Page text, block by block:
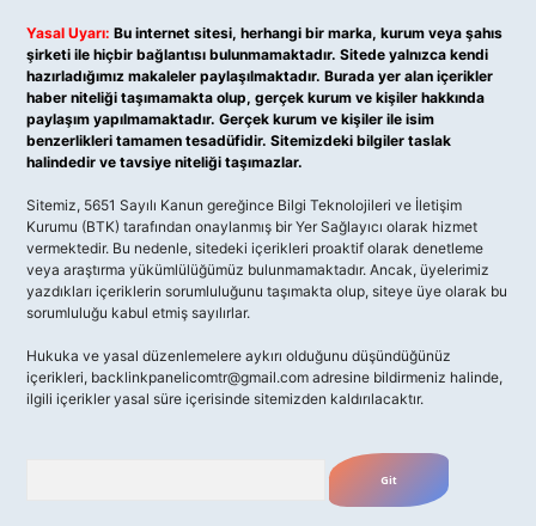
Yasal Uyarı: Bu internet sitesi, herhangi bir marka, kurum veya şahıs
şirketi ile hiçbir bağlantısı bulunmamaktadır. Sitede yalnızca kendi
hazırladığımız makaleler paylaşılmaktadır. Burada yer alan içerikler
haber niteliği taşımamakta olup, gerçek kurum ve kişiler hakkında
paylaşım yapılmamaktadır. Gerçek kurum ve kişiler ile isim
benzerlikleri tamamen tesadüfidir. Sitemizdeki bilgiler taslak
halindedir ve tavsiye niteliği taşımazlar.
Sitemiz, 5651 Sayılı Kanun gereğince Bilgi Teknolojileri ve İletişim
Kurumu (BTK) tarafından onaylanmış bir Yer Sağlayıcı olarak hizmet
vermektedir. Bu nedenle, sitedeki içerikleri proaktif olarak denetleme
veya araştırma yükümlülüğümüz bulunmamaktadır. Ancak, üyelerimiz
yazdıkları içeriklerin sorumluluğunu taşımakta olup, siteye üye olarak bu
sorumluluğu kabul etmiş sayılırlar.
Hukuka ve yasal düzenlemelere aykırı olduğunu düşündüğünüz
içerikleri, backlinkpanelicomtr@gmail.com adresine bildirmeniz halinde,
ilgili içerikler yasal süre içerisinde sitemizden kaldırılacaktır.